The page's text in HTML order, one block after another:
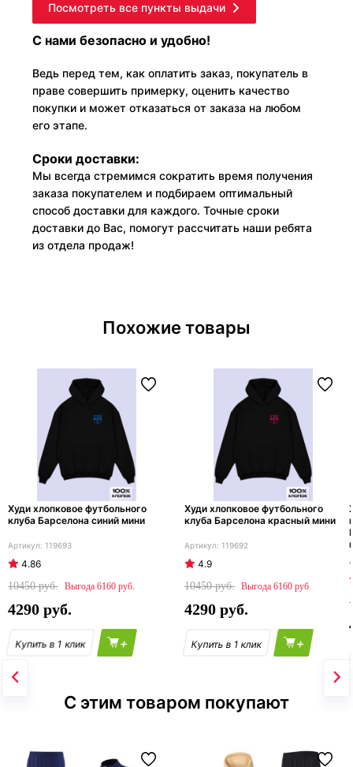
Посмотреть все пункты выдачи
С нами безопасно и удобно!
Ведь перед тем, как оплатить заказ, покупатель в
праве совершить примерку, оценить качество
покупки и может отказаться от заказа на любом
его этапе.
Сроки доставки:
Мы всегда стремимся сократить время получения
заказа покупателем и подбираем оптимальный
способ доставки для каждого. Точные сроки
доставки до Вас, помогут рассчитать наши ребята
из отдела продаж!
Похожие товары
Худи хлопковое футбольного
клуба Барселона синий мини
119693
4.86
10450
6160
4290
+
Худи хлопковое футбольного
клуба Барселона красный мини
119692
4.9
10450
6160
4290
+
С этим товаром покупают